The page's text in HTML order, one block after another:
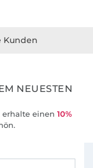
NEUESTEN
einen 10%